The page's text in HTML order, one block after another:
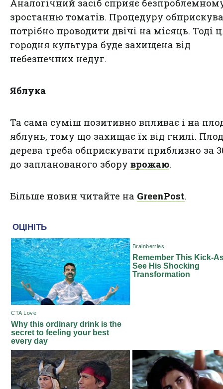
Аналогічний засіб сприяє
зростанню томатів. Процедуру
потрібно проводити двічі на місяць. Тоді
городня культура буде захищена від
небезпечних недуг.
Яблука
Та сама суміш позитивно впливає і на
яблунь, тому що захищає їх від гнилі.
дерева треба обприскувати приблизно за
до запланованого збору врожаю.
Більше новин читайте на GreenPost.